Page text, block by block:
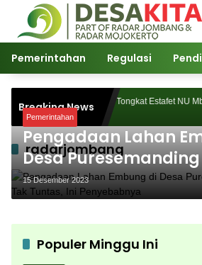
Langsung
konten
Pemerintahan Regulasi
Breaking NewsGus Irfan dan Tongkat Estafet NU Mbah
Hasyim
radarjombang
Pemerintahan
Pengadaan Lahan
Desa
Tak Tuntas, Ini
15 Desember 2023
Populer Minggu Ini